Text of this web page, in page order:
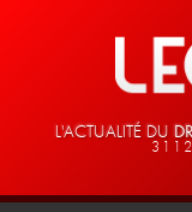
L'ACTUALITÉ DU